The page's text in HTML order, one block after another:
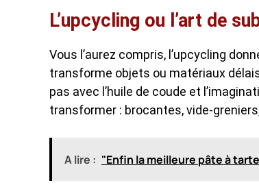
L’upcycling ou l’art de
Vous l’aurez compris, l’upcycling
transforme objets ou matériaux
pas avec l’huile de coude et
transformer : brocantes, vide-
A lire : "Enfin la meilleure pâte à